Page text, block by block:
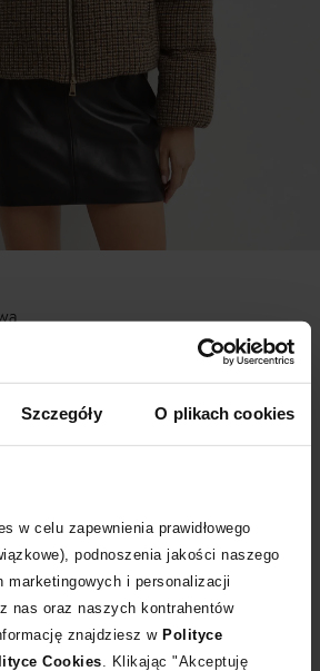
Szczegóły O plikach cookies
w celu zapewnienia prawidłowego
podnoszenia jakości naszego
marketingowych i personalizacji
nas oraz naszych kontrahentów
znajdziesz w Polityce
Cookies . Klikając "Akceptuję
O DOSTAWIE
od 0 zł